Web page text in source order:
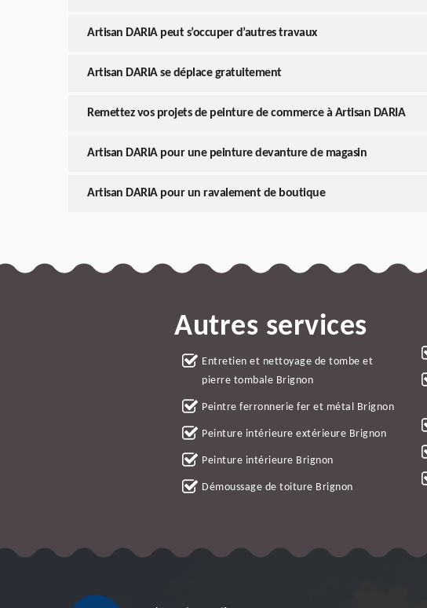
Artisan DARIA peut s’occuper d’autres travaux
Artisan DARIA se déplace gratuitement
Remettez vos projets de peinture de commerce à Artisan DARIA
Artisan DARIA pour une peinture devanture de magasin
Artisan DARIA pour un ravalement de boutique
Autres services
Entretien et nettoyage de tombe et
pierre tombale Brignon
Peintre ferronnerie fer et métal Brignon
Peinture intérieure extérieure Brignon
Peinture intérieure Brignon
Démoussage de toiture Brignon